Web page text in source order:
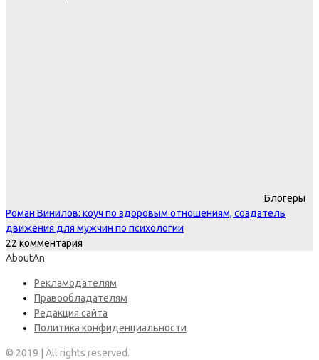
Блогеры
Роман Винилов: коуч по здоровым отношениям, создатель
движения для мужчин по психологии
22 комментария
AboutAn
Рекламодателям
Правообладателям
Редакция сайта
Политика конфиденциальности
© 2019 | All rights reserved.